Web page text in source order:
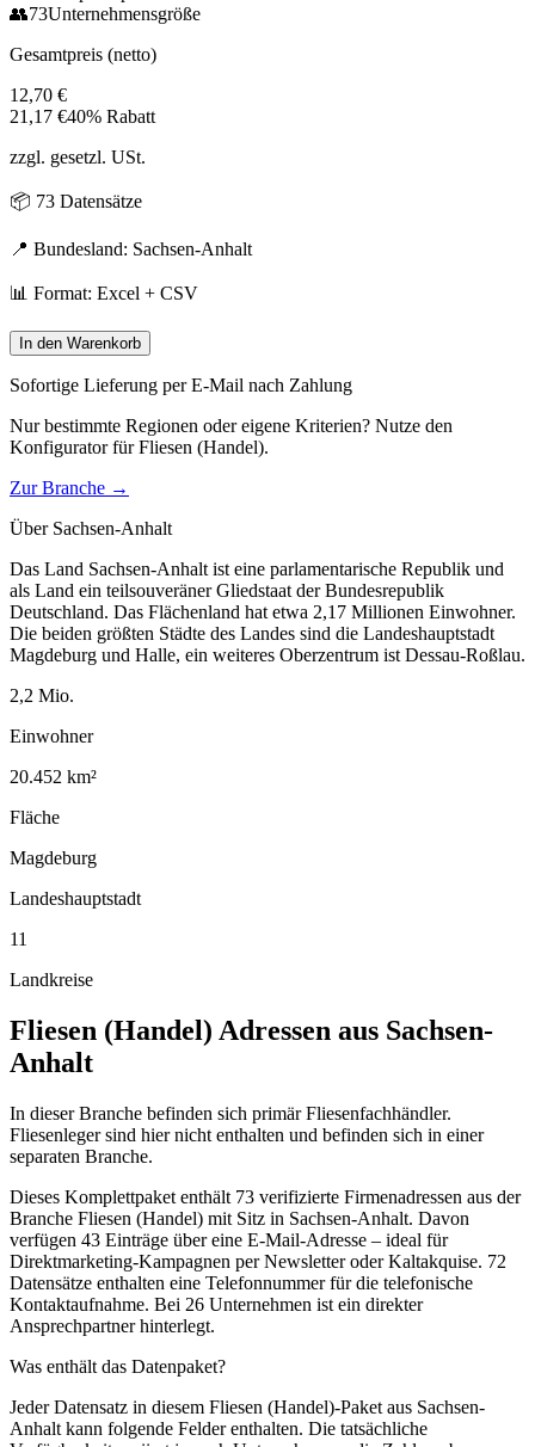
👥73Unternehmensgröße
Gesamtpreis (netto)
12,70 €
21,17 €40% Rabatt
zzgl. gesetzl. USt.
📦 73 Datensätze
📍 Bundesland: Sachsen-Anhalt
📊 Format: Excel + CSV
In den Warenkorb
Sofortige Lieferung per E-Mail nach Zahlung
Nur bestimmte Regionen oder eigene Kriterien? Nutze den
Konfigurator fürFliesen (Handel).
Zur Branche →
Über Sachsen-Anhalt
Das Land Sachsen-Anhalt ist eine parlamentarische Republik und
als Land ein teilsouveräner Gliedstaat der Bundesrepublik
Deutschland. Das Flächenland hat etwa 2,17 Millionen Einwohner.
Die beiden größten Städte des Landes sind die Landeshauptstadt
Magdeburg und Halle, ein weiteres Oberzentrum ist Dessau-Roßlau.
2,2 Mio.
Einwohner
20.452 km²
Fläche
Magdeburg
Landeshauptstadt
11
Landkreise
Fliesen (Handel) Adressen aus Sachsen-
Anhalt
In dieser Branche befinden sich primär Fliesenfachhändler.
Fliesenleger sind hier nicht enthalten und befinden sich in einer
separaten Branche.
Dieses Komplettpaket enthält 73 verifizierte Firmenadressen aus der
Branche Fliesen (Handel) mit Sitz in Sachsen-Anhalt. Davon
verfügen 43 Einträge über eine E-Mail-Adresse – ideal für
Direktmarketing-Kampagnen per Newsletter oder Kaltakquise. 72
Datensätze enthalten eine Telefonnummer für die telefonische
Kontaktaufnahme. Bei 26 Unternehmen ist ein direkter
Ansprechpartner hinterlegt.
Was enthält das Datenpaket?
Jeder Datensatz in diesem Fliesen (Handel)-Paket aus Sachsen-
Anhalt kann folgende Felder enthalten. Die tatsächliche